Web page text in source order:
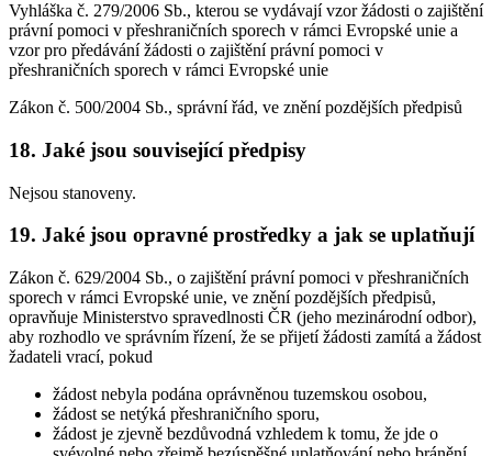
Vyhláška č. 279/2006 Sb., kterou se vydávají vzor žádosti o zajištění
právní pomoci v přeshraničních sporech v rámci Evropské unie a
vzor pro předávání žádosti o zajištění právní pomoci v
přeshraničních sporech v rámci Evropské unie
Zákon č. 500/2004 Sb., správní řád, ve znění pozdějších předpisů
18. Jaké jsou související předpisy
Nejsou stanoveny.
19. Jaké jsou opravné prostředky a jak se uplatňují
Zákon č. 629/2004 Sb., o zajištění právní pomoci v přeshraničních
sporech v rámci Evropské unie, ve znění pozdějších předpisů,
opravňuje Ministerstvo spravedlnosti ČR (jeho mezinárodní odbor),
aby rozhodlo ve správním řízení, že se přijetí žádosti zamítá a žádost
žadateli vrací, pokud
žádost nebyla podána oprávněnou tuzemskou osobou,
žádost se netýká přeshraničního sporu,
žádost je zjevně bezdůvodná vzhledem k tomu, že jde o